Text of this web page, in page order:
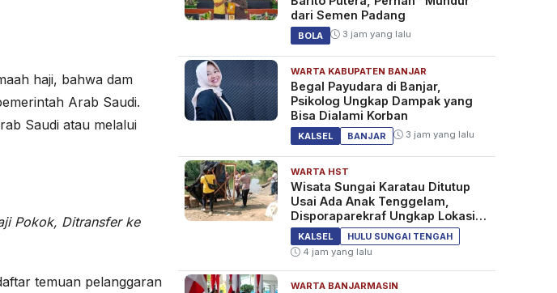
haji, bahwa dam
Arab Saudi.
Saudi atau melalui
Pokok, Ditransfer ke
temuan pelanggaran
dari Semen Padang
BOLA 3 jam yang lalu
WARTA KABUPATEN BANJAR
Begal Payudara di Banjar,
Psikolog Ungkap Dampak yang
Bisa Dialami Korban
KALSEL BANJAR 3 jam yang lalu
WARTA HST
Wisata Sungai Karatau Ditutup
Usai Ada Anak Tenggelam,
Disporaparekraf Ungkap Lokasi
Belum Berizin
KALSEL
HULU SUNGAI TENGAH
4 jam yang lalu
WARTA BANJARMASIN